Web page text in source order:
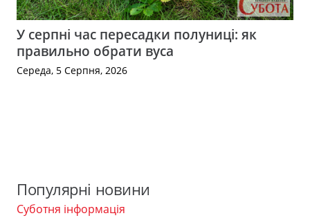
У серпні час пересадки полуниці: як
правильно обрати вуса
Середа, 5 Серпня, 2026
Популярні новини
Суботня інформація